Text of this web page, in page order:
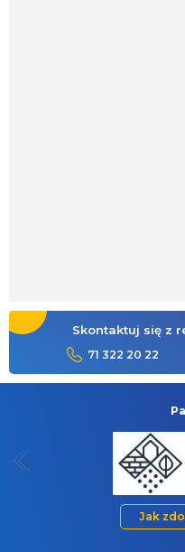
Skontaktuj się z
71 322 20 22
Jak